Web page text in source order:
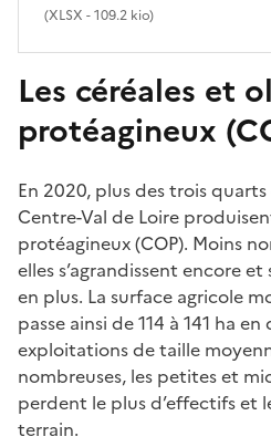
(XLSX - 109.2 kio)
Les céréales et
protéagineux
En 2020, plus des trois
Centre-Val de Loire
protéagineux (COP). Moins
elles s’agrandissent encore
en plus. La surface agricole
passe ainsi de 114 à 141 ha
exploitations de taille
nombreuses, les petites et
perdent le plus d’effectifs et
terrain.